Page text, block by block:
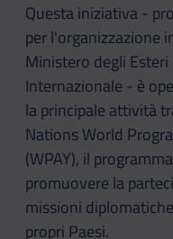
Questa iniziativa -
per l'organizzazione
Ministero degli
Internazionale - è
la principale attività
Nations World
(WPAY), il
promuovere la
missioni
propri Paesi.